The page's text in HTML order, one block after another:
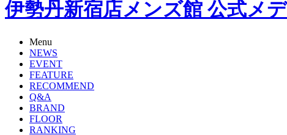
伊勢丹新宿店メンズ館 公式メ
Menu
NEWS
EVENT
FEATURE
RECOMMEND
Q&A
BRAND
FLOOR
RANKING